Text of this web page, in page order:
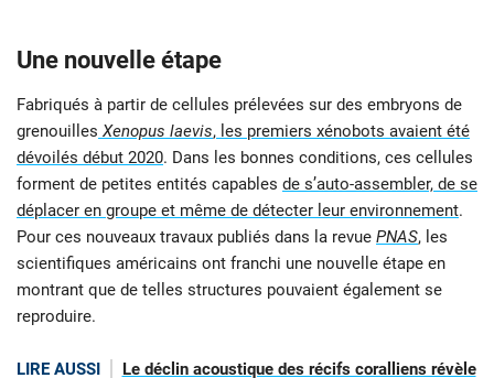
Une nouvelle étape
Fabriqués à partir de cellules prélevées sur des embryons de
grenouilles Xenopus laevis, les premiers xénobots avaient été
dévoilés début 2020. Dans les bonnes conditions, ces cellules
forment de petites entités capables de s’auto-assembler, de se
déplacer en groupe et même de détecter leur environnement.
Pour ces nouveaux travaux publiés dans la revue PNAS, les
scientifiques américains ont franchi une nouvelle étape en
montrant que de telles structures pouvaient également se
reproduire.
LIRE AUSSI
Le déclin acoustique des récifs coralliens révèle